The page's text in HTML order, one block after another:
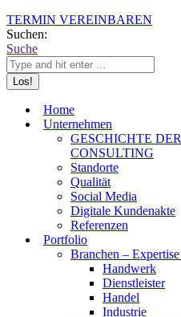
TERMIN VEREINBAREN
Suchen:
Suche
Home
Unternehmen
GESCHICHTE
CONSULTING
Standorte
Qualität
Social Media
Digitale Kundenakte
Referenzen
Portfolio
Branchen –
Handwerk
Dienstleister
Handel
Industrie